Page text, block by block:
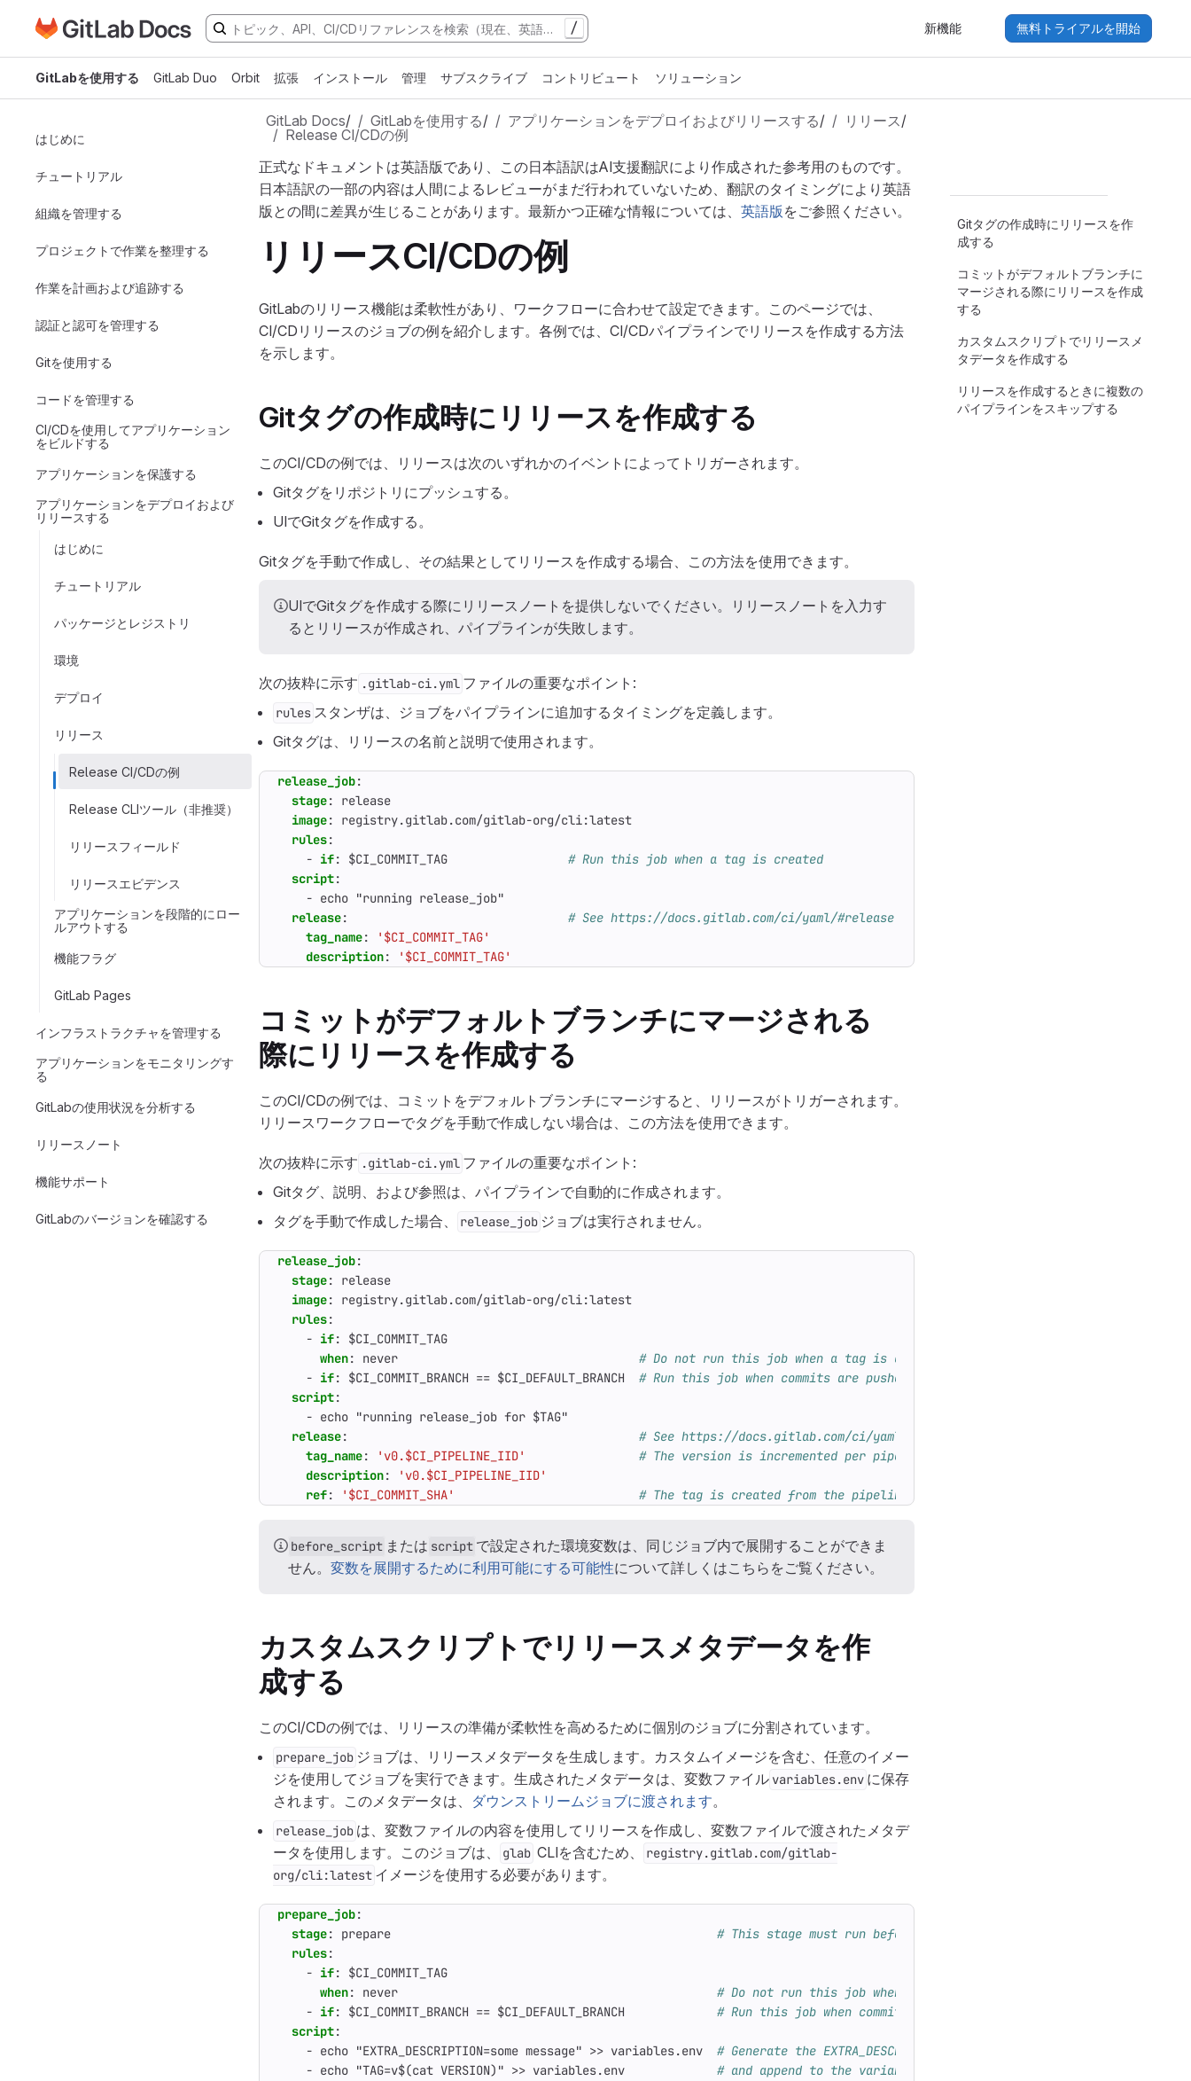
メインコンテンツにスキップ
GitLabドキュメントのホームページに移動 / 新機能 無料トライアルを開始
GitLabを使用する GitLab Duo Orbit 拡張 インストール 管理 サブスクライブ コントリビュート ソリューション
はじめに
チュートリアル
組織を管理する
プロジェクトで作業を整理する
作業を計画および追跡する
認証と認可を管理する
Gitを使用する
コードを管理する
CI/CDを使用してアプリケーション
をビルドする
アプリケーションを保護する
アプリケーションをデプロイおよび
リリースする
はじめに
チュートリアル
パッケージとレジストリ
環境
デプロイ
リリース
Release CI/CDの例
Release CLIツール（非推奨）
リリースフィールド
リリースエビデンス
アプリケーションを段階的にロー
ルアウトする
機能フラグ
GitLab Pages
インフラストラクチャを管理する
アプリケーションをモニタリングす
る
GitLabの使用状況を分析する
リリースノート
機能サポート
GitLabのバージョンを確認する
GitLab Docs/ GitLabを使用する/ アプリケーションをデプロイおよびリリースする/ リリース/
Release CI/CDの例
正式なドキュメントは英語版であり、この日本語訳はAI支援翻訳により作成された参考用のものです。
日本語訳の一部の内容は人間によるレビューがまだ行われていないため、翻訳のタイミングにより英語
版との間に差異が生じることがあります。最新かつ正確な情報については、 英語版 をご参照ください。
リリースCI/CDの例
GitLabのリリース機能は柔軟性があり、ワークフローに合わせて設定できます。このページでは、
CI/CDリリースのジョブの例を紹介します。各例では、CI/CDパイプラインでリリースを作成する方法
を示します。
Gitタグの作成時にリリースを作成する
このCI/CDの例では、リリースは次のいずれかのイベントによってトリガーされます。
Gitタグをリポジトリにプッシュする。
UIでGitタグを作成する。
Gitタグを手動で作成し、その結果としてリリースを作成する場合、この方法を使用できます。
UIでGitタグを作成する際にリリースノートを提供しないでください。リリースノートを入力す
るとリリースが作成され、パイプラインが失敗します。
次の抜粋に示す .gitlab-ci.yml ファイルの重要なポイント:
rules スタンザは、ジョブをパイプラインに追加するタイミングを定義します。
Gitタグは、リリースの名前と説明で使用されます。
release_job:
stage:
release
image:
registry.gitlab.com/gitlab-org/cli:latest
rules:
- if: $CI_COMMIT_TAG
# Run this job when a tag is created
script:
- echo "running release_job"
release:
# See https://docs.gitlab.com/ci/yaml/#release for available properties
tag_name:
'$CI_COMMIT_TAG'
description: '$CI_COMMIT_TAG'
コミットがデフォルトブランチにマージされる
際にリリースを作成する
このCI/CDの例では、コミットをデフォルトブランチにマージすると、リリースがトリガーされます。
リリースワークフローでタグを手動で作成しない場合は、この方法を使用できます。
次の抜粋に示す .gitlab-ci.yml ファイルの重要なポイント:
Gitタグ、説明、および参照は、パイプラインで自動的に作成されます。
タグを手動で作成した場合、
release_job ジョブは実行されません。
release_job:
stage:
release
image:
registry.gitlab.com/gitlab-org/cli:latest
rules:
- if:
$CI_COMMIT_TAG
when: never
# Do not run this job when a tag is created manually
- if: $CI_COMMIT_BRANCH == $CI_DEFAULT_BRANCH
# Run this job when commits are pushed or merged to the default branch
script:
- echo "running release_job for $TAG"
release:
# See https://docs.gitlab.com/ci/yaml/#release for available properties
tag_name: 'v0.$CI_PIPELINE_IID'
# The version is incremented per pipeline.
description:
'v0.$CI_PIPELINE_IID'
ref: '$CI_COMMIT_SHA' # The tag is created from the pipeline SHA.
before_script または script で設定された環境変数は、同じジョブ内で展開することができま
せん。 変数を展開するために利用可能にする可能性について詳しくはこちらをご覧ください。
カスタムスクリプトでリリースメタデータを作
成する
このCI/CDの例では、リリースの準備が柔軟性を高めるために個別のジョブに分割されています。
prepare_job ジョブは、リリースメタデータを生成します。カスタムイメージを含む、任意のイメー
ジを使用してジョブを実行できます。生成されたメタデータは、変数ファイル variables.env に保存
されます。このメタデータは、 ダウンストリームジョブに渡されます。
release_job は、変数ファイルの内容を使用してリリースを作成し、変数ファイルで渡されたメタデ
ータを使用します。このジョブは、
glab CLIを含むため、
registry.gitlab.com/gitlab-
org/cli:latest イメージを使用する必要があります。
prepare_job:
stage: prepare
# This stage must run before the release stage
rules:
- if:
$CI_COMMIT_TAG
when: never
# Do not run this job when a tag is created manually
- if: $CI_COMMIT_BRANCH == $CI_DEFAULT_BRANCH
# Run this job when commits are pushed or merged to the default
script:
- echo "EXTRA_DESCRIPTION=some message" >> variables.env
# Generate the EXTRA_DESCRIPTION and TAG environment variables
- echo "TAG=v$(cat VERSION)" >> variables.env
# and append to the variables.env file
Gitタグの作成時にリリースを作
成する
コミットがデフォルトブランチに
マージされる際にリリースを作成
する
カスタムスクリプトでリリースメ
タデータを作成する
リリースを作成するときに複数の
パイプラインをスキップする